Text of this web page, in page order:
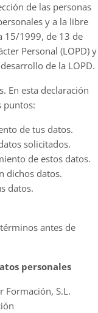
de las personas
y a la libre
15/1999, de 13 de
Personal (LOPD) y
de la LOPD.
En esta declaración
puntos:
de tus datos.
solicitados.
de estos datos.
dichos datos.
datos.
antes de
personales
Formación, S.L.